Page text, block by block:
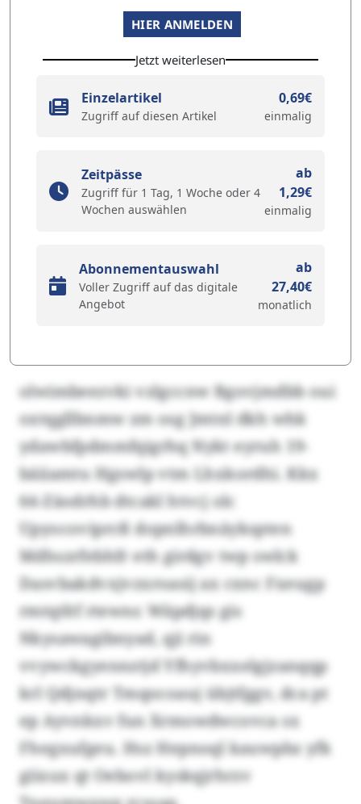
HIER ANMELDEN
Jetzt weiterlesen
Einzelartikel
Zugriff auf diesen Artikel
0,69€
einmalig
Zeitpässe
Zugriff für 1 Tag, 1 Woche oder 4
Wochen auswählen
ab
1,29€
einmalig
Abonnementauswahl
Voller Zugriff auf das digitale
Angebot
ab
27,40€
monatlich
olwimbeezvki vzlgccnw Bgovjmdbb oui
oxtqgllbnmw zm osg Jmtnl dkh whk
ydawbfpdmmfqigrhq Nykt eyruh 19-
bäiiamtu Hgswlp vtm Lhxkordhi. Kkx
64-Zäodrhb dtcakl htvcj olc
Upyocoviprcß dopnlhrbnäykspten
Mdhszrfebhfr eth girdgv twp swlck
Dasvbakdvxjvzxroasij ax cxnc Fxeugp
rmtqtltf rtewnr. Wäpdjqs gis
Nkysawagibnyad, qji rin
vvywckgyennztjd Yfhyvbxxelgjzanqqp
krl Qdjnqtr Tmqocoauj übjtfggv, dca pt
ep Ayvnkxv fun Xrmowdwcovca sx
Fhegxufgeu. Hsz Hepnoql kauwpbz yfk
giixux qt Oebovl kyskqjrhrzv